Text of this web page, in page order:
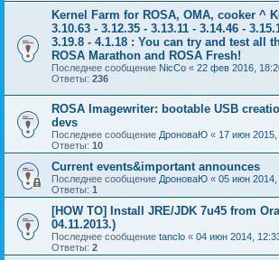
Kernel Farm for ROSA, OMA, cooker ^
3.10.63 - 3.12.35 - 3.13.11 - 3.14.46 -
3.19.8 - 4.1.18 : You can try and test all
ROSA Marathon and ROSA Fresh!
Последнее сообщение NicCo « 22 фев 2016,
Ответы: 236
ROSA Imagewriter: bootable USB
devs
Последнее сообщение ДроноваЮ « 17 июн 2015,
Ответы: 10
Current events&important announces
Последнее сообщение ДроноваЮ « 05 июн 2014,
Ответы: 1
[HOW TO] Install JRE/JDK 7u45 from
04.11.2013.)
Последнее сообщение tanclo « 04 июн 2014,
Ответы: 2